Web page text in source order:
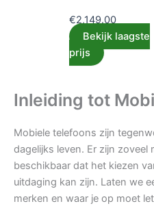
€2,149.00
Bekijk laagste
prijs
Inleiding tot
Mobiele telefoons zijn
dagelijks leven. Er zijn zoveel
beschikbaar dat het kiezen
uitdaging kan zijn. Laten we
merken en waar je op moet